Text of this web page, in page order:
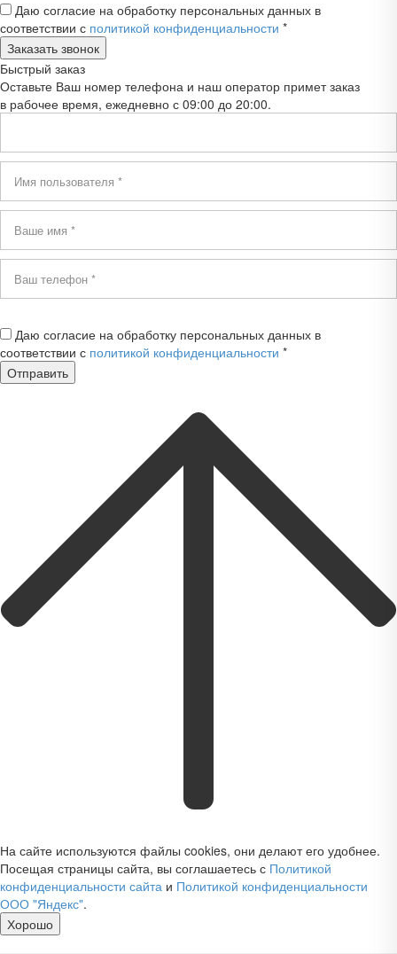
Даю согласие на обработку персональных данных в
соответствии с политикой конфиденциальности *
Быстрый заказ
Оставьте Ваш номер телефона и наш оператор примет заказ
в рабочее время, ежедневно с 09:00 до 20:00.
Даю согласие на обработку персональных данных в
соответствии с политикой конфиденциальности *
На сайте используются файлы cookies, они делают его удобнее.
Посещая страницы сайта, вы соглашаетесь с Политикой
конфиденциальности сайта и Политикой конфиденциальности
ООО "Яндекс".
Хорошо